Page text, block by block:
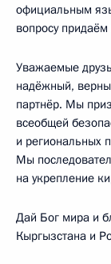
официальным
вопросу
Уважаемые
надёжный,
партнёр. Мы
всеобщей
и региональных
Мы
на укрепление
Дай Бог мира и
Кыргызстана и